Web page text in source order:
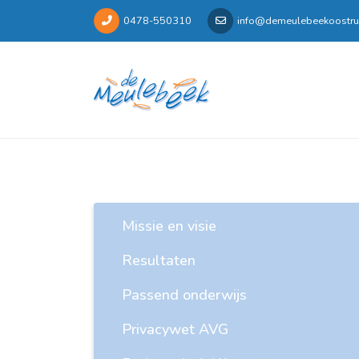
0478-550310
Missie en visie
Resultaten
Passend onderwijs
Privacywet AVG